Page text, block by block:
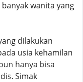
wanita yang
dilakukan
usia kehamilan
hanya bisa
Simak